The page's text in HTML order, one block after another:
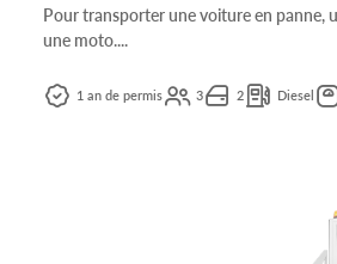
Pour transporter une voiture en panne,
une moto....
1 an de permis 3 2 Diesel